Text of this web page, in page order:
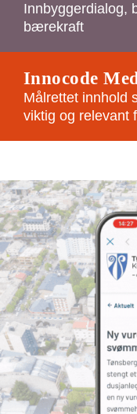
Innbyggerdialog,
bærekraft
Innocode
Målrettet innhold
viktig og relevant